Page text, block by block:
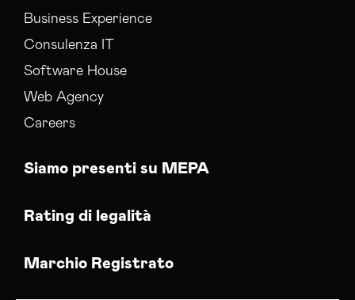
Business Experience
Consulenza IT
Software House
Web Agency
Careers
Siamo presenti su MEPA
Rating di legalità
Marchio Registrato